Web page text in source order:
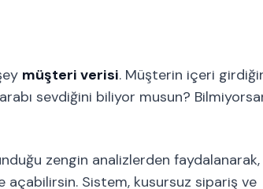
müşteri verisi. Müşterin içeri
sevdiğini biliyor musun?
zengin analizlerden faydalanarak,
açabilirsin. Sistem, kusursuz sipariş ve